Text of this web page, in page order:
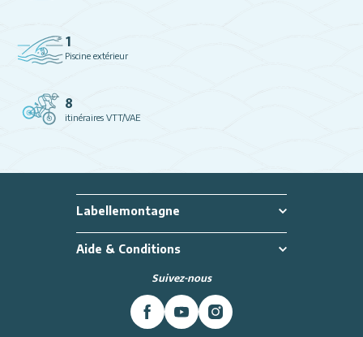
1
Piscine extérieur
8
itinéraires VTT/VAE
Labellemontagne
Aide & Conditions
Suivez-nous